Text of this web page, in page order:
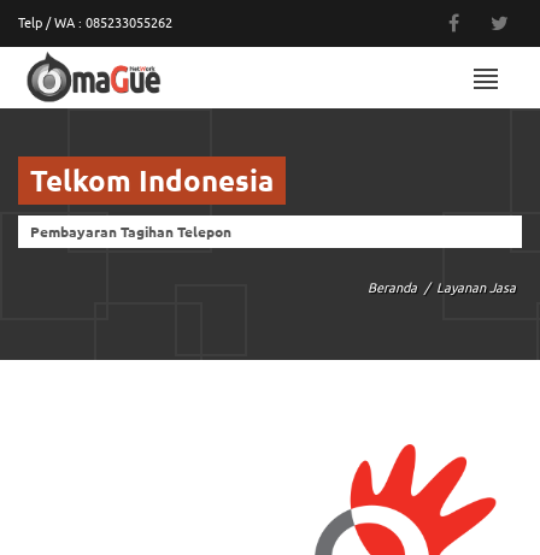
Telp / WA : 085233055262
MENU
Telkom Indonesia
Pembayaran Tagihan Telepon
Beranda Layanan Jasa